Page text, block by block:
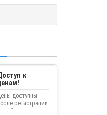
к
доступны
регистрации
на сайте.